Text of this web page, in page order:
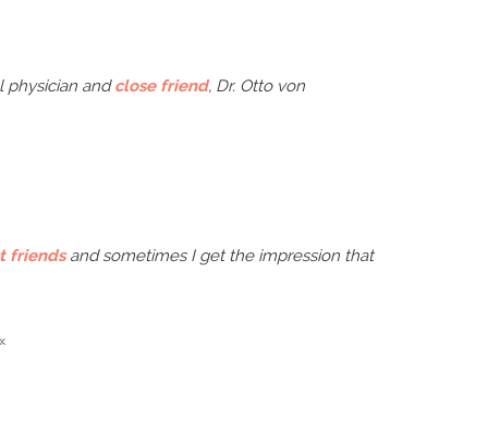
physician andclose friend, Dr. Otto von
friendsand sometimes I get the impression that